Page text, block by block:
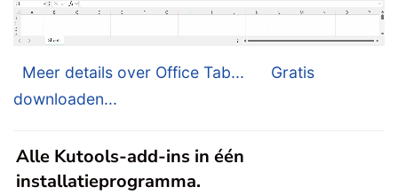
Meer details over Office Tab...
Gratis
downloaden...
Alle Kutools-add-ins in één
installatieprogramma.